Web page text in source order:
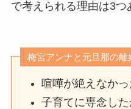
で考えられる理由は3つ
梅宮アンナと元旦那の離
喧嘩が絶えなかっ
子育てに専念した